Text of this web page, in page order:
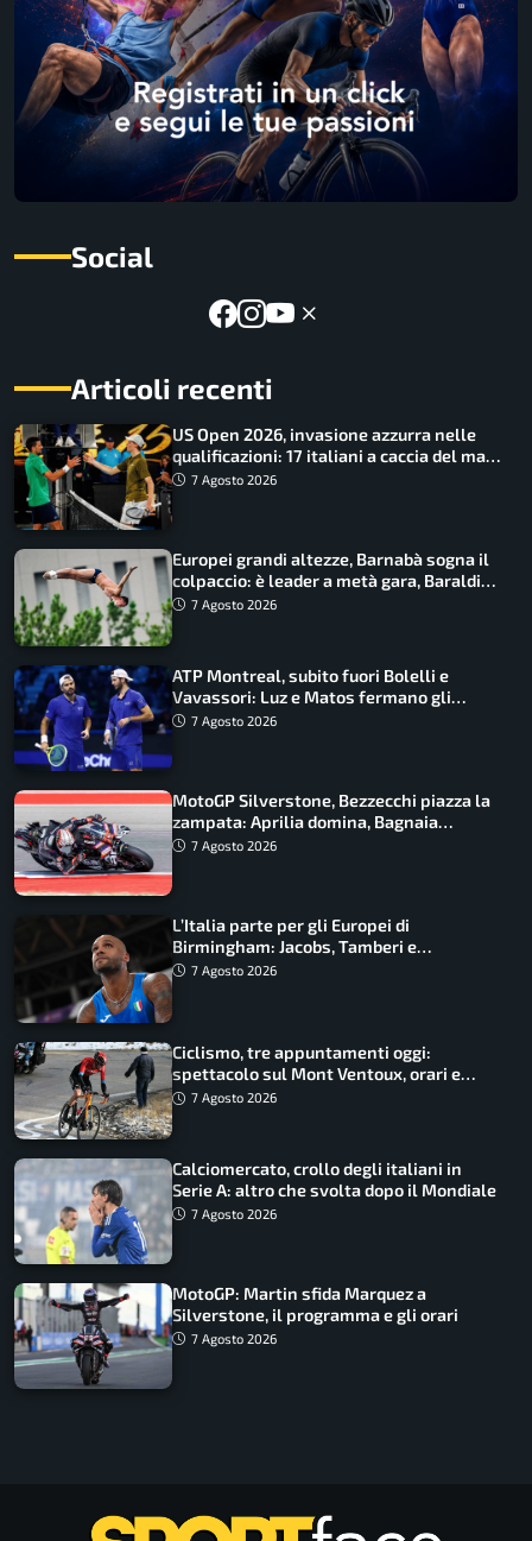
Social
Articoli recenti
US Open 2026, invasione azzurra nelle
qualificazioni: 17 italiani a caccia del main
draw7 Agosto 2026
Europei grandi altezze, Barnabà sogna il
colpaccio: è leader a metà gara, Baraldi
ancora in corsa
7 Agosto 2026
ATP Montreal, subito fuori Bolelli e
Vavassori: Luz e Matos fermano gli
azzurri
7 Agosto 2026
MotoGP Silverstone, Bezzecchi piazza la
zampata: Aprilia domina, Bagnaia
costretto al Q1
7 Agosto 2026
L’Italia parte per gli Europei di
Birmingham: Jacobs, Tamberi e
Battocletti guidano una spedizione
7 Agosto 2026
Ciclismo, tre appuntamenti oggi:
spettacolo sul Mont Ventoux, orari e
come vederli
7 Agosto 2026
Calciomercato, crollo degli italiani in
Serie A: altro che svolta dopo il Mondiale
7 Agosto 2026
MotoGP: Martin sfida Marquez a
Silverstone, il programma e gli orari
7 Agosto 2026